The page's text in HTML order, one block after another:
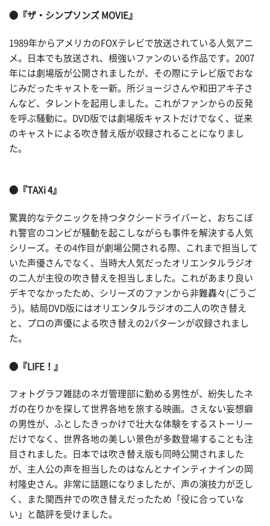
●『ザ・シンプソンズ MOVIE』
1989年からアメリカのFOXテレビで放送されている人気アニ
メ。日本でも放送され、根強いファンのいる作品です。2007
年には劇場版が公開されましたが、その際にテレビ版でおな
じみだったキャストを一新。所ジョージさんや和田アキ子さ
んなど、タレントを起用しました。これがファンからの反発
を呼ぶ騒動に。DVD版では劇場版キャストだけでなく、従来
のキャストによる吹き替え版が収録されることになりまし
た。
●『TAXi 4』
驚異的なテクニックを持つタクシードライバーと、おちこぼ
れ警官のコンビが騒動を起こしながらも事件を解決する人気
シリーズ。その4作目が劇場公開される際、これまで担当して
いた声優さんでなく、当時大人気だったオリエンタルラジオ
の二人が主役の吹き替えを担当しました。これがあまり良い
デキでなかったため、シリーズのファンから非難轟々(ごうご
う)。結局DVD版にはオリエンタルラジオの二人の吹き替え
と、プロの声優による吹き替えの2パターンが収録されまし
た。
●『LIFE！』
フォトグラフ雑誌のネガ管理部に勤める男性が、紛失したネ
ガの在りかを探して世界各地を旅する映画。さえない妄想癖
の男性が、ふとしたきっかけで壮大な体験をするストーリー
だけでなく、世界各地の美しい景色が多数登場することも注
目されました。日本では吹き替え版も同時公開されました
が、主人公の声を担当したのはなんとナインティナインの岡
村隆史さん。非常に話題になりましたが、声の演技力が乏し
く、また関西弁での吹き替えだったため「役に合っていな
い」と酷評を受けました。